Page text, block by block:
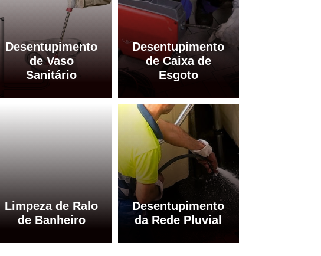
Desentupimento
de Vaso
Sanitário
Desentupimento
de Caixa de
Esgoto
Limpeza de Ralo
de Banheiro
Desentupimento
da Rede Pluvial